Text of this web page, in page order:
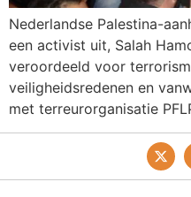
Nederlandse Palestina-
een activist uit, Salah
veroordeeld voor
veiligheidsredenen en
met terreurorganisatie